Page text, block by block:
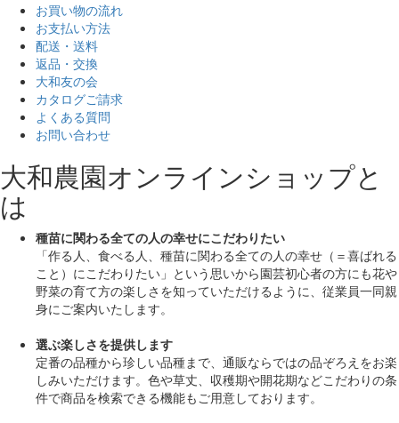
お買い物の流れ
お支払い方法
配送・送料
返品・交換
大和友の会
カタログご請求
よくある質問
お問い合わせ
大和農園オンラインショップと
は
種苗に関わる全ての人の幸せにこだわりたい
「作る人、食べる人、種苗に関わる全ての人の幸せ（＝喜ばれる
こと）にこだわりたい」 という思いから園芸初心者の方にも花や
野菜の育て方の楽しさを知っていただけるように、従業員一同親
身にご案内いたします。
選ぶ楽しさを提供します
定番の品種から珍しい品種まで、通販ならではの品ぞろえをお楽
しみいただけます。色や草丈、収穫期や開花期などこだわりの条
件で商品を検索できる機能もご用意しております。